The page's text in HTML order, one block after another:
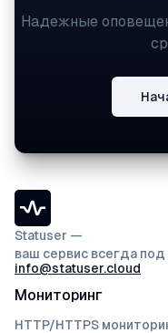
Надежные
Statuser —
ваш сервис всегда
info@statuser.cloud
Мониторинг
HTTP/HTTPS